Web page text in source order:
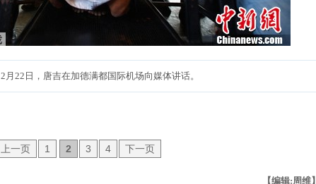
2月22日，唐吉在加德满都国际机场向媒体讲话。
上一页 1 2 3 4 下一页
【编辑:周维】